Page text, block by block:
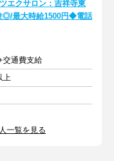
エクサロン：吉祥寺東
◎/最大時給1500円◆電話
交通費支給
上
一覧を見る